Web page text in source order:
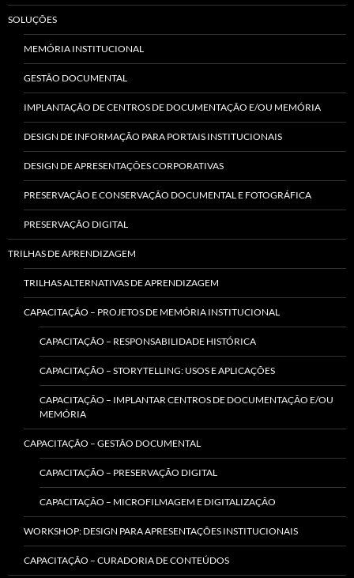
SOLUÇÕES
MEMÓRIA INSTITUCIONAL
GESTÃO DOCUMENTAL
IMPLANTAÇÃO DE CENTROS DE DOCUMENTAÇÃO E/OU MEMÓRIA
DESIGN DE INFORMAÇÃO PARA PORTAIS INSTITUCIONAIS
DESIGN DE APRESENTAÇÕES CORPORATIVAS
PRESERVAÇÃO E CONSERVAÇÃO DOCUMENTAL E FOTOGRÁFICA
PRESERVAÇÃO DIGITAL
TRILHAS DE APRENDIZAGEM
TRILHAS ALTERNATIVAS DE APRENDIZAGEM
CAPACITAÇÃO – PROJETOS DE MEMÓRIA INSTITUCIONAL
CAPACITAÇÃO – RESPONSABILIDADE HISTÓRICA
CAPACITAÇÃO – STORYTELLING: USOS E APLICAÇÕES
CAPACITAÇÃO – IMPLANTAR CENTROS DE DOCUMENTAÇÃO E/OU
MEMÓRIA
CAPACITAÇÃO – GESTÃO DOCUMENTAL
CAPACITAÇÃO – PRESERVAÇÃO DIGITAL
CAPACITAÇÃO – MICROFILMAGEM E DIGITALIZAÇÃO
WORKSHOP: DESIGN PARA APRESENTAÇÕES INSTITUCIONAIS
CAPACITAÇÃO – CURADORIA DE CONTEÚDOS